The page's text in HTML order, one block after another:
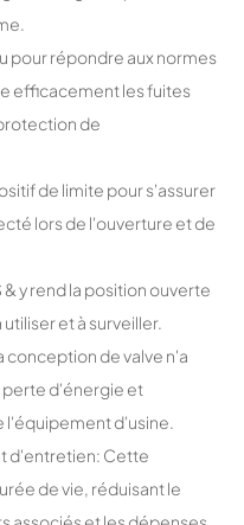
pour répondre aux normes
efficacement les fuites
de
de limite pour s'assurer
lors de l'ouverture et de
y rend la position ouverte
et à surveiller.
de valve n'a
perte d'énergie et
l'équipement d'usine.
d'entretien: Cette
de vie, réduisant le